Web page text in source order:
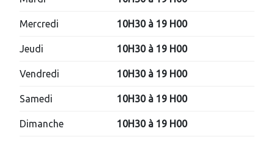
Mercredi 10H30 à 19 H00
Jeudi 10H30 à 19 H00
Vendredi 10H30 à 19 H00
Samedi 10H30 à 19 H00
Dimanche 10H30 à 19 H00